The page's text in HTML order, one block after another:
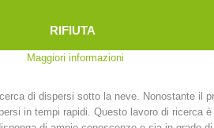
di dispersi sotto la neve. Nonostante il
in tempi rapidi. Questo lavoro di ricerca
RIFIUTA
Maggiori informazioni